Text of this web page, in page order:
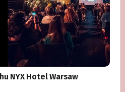
NYX Hotel Warsaw